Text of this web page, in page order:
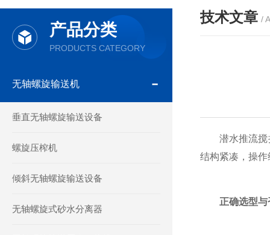
产品分类
PRODUCTS CATEGORY
无轴螺旋输送机
垂直无轴螺旋输送设备
螺旋压榨机
倾斜无轴螺旋输送设备
无轴螺旋式砂水分离器
技术文章 /
潜水推流搅拌
结构紧凑，操
正确选型